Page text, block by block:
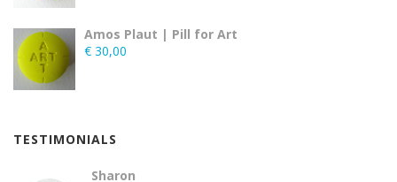
Amos Plaut | Pill for Art
€ 30,00
TESTIMONIALS
Sharon